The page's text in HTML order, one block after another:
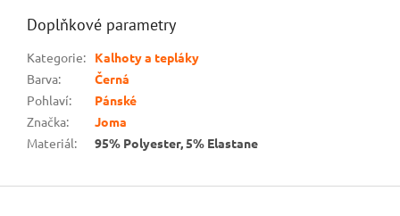
Doplňkové parametry
Kategorie:
Kalhoty a tepláky
Barva:
Černá
Pohlaví:
Pánské
Značka:
Joma
Materiál: 95% Polyester, 5% Elastane
Z